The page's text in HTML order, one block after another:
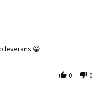
leverans 😀
0 0